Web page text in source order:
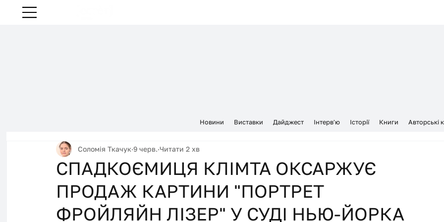
СПАДКОЄМИЦЯ КЛІМТА ОКСАРЖУЄ
ПРОДАЖ КАРТИНИ "ПОРТРЕТ
ФРОЙЛЯЙН ЛІЗЕР" У СУДІ НЬЮ-ЙОРКА
Соломія Ткачук 9 черв. Читати 2 хв
Новини Виставки Дайджест Інтерв'ю Історії Книги Авторські